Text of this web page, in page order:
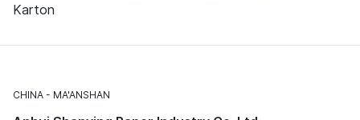
Karton
CHINA MA'ANSHAN